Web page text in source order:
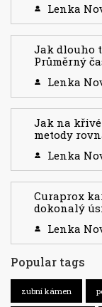
Lenka
Jak dlouho
Průměrný
Lenka
Jak na
metody
Lenka
Curaprox
dokonalý
Lenka
Popular tags
zubní kámen